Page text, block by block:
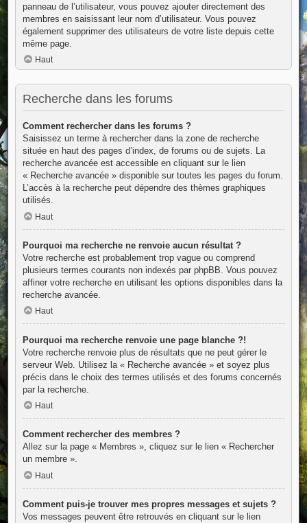
panneau de l’utilisateur, vous pouvez ajouter directement des
membres en saisissant leur nom d’utilisateur. Vous pouvez
également supprimer des utilisateurs de votre liste depuis cette
même page.
Haut
Recherche dans les forums
Comment rechercher dans les forums ?
Saisissez un terme à rechercher dans la zone de recherche
située en haut des pages d’index, de forums ou de sujets. La
recherche avancée est accessible en cliquant sur le lien
« Recherche avancée » disponible sur toutes les pages du forum.
L’accès à la recherche peut dépendre des thèmes graphiques
utilisés.
Haut
Pourquoi ma recherche ne renvoie aucun résultat ?
Votre recherche est probablement trop vague ou comprend
plusieurs termes courants non indexés par phpBB. Vous pouvez
affiner votre recherche en utilisant les options disponibles dans la
recherche avancée.
Haut
Pourquoi ma recherche renvoie une page blanche ?!
Votre recherche renvoie plus de résultats que ne peut gérer le
serveur Web. Utilisez la « Recherche avancée » et soyez plus
précis dans le choix des termes utilisés et des forums concernés
par la recherche.
Haut
Comment rechercher des membres ?
Allez sur la page « Membres », cliquez sur le lien « Rechercher
un membre ».
Haut
Comment puis-je trouver mes propres messages et sujets ?
Vos messages peuvent être retrouvés en cliquant sur le lien